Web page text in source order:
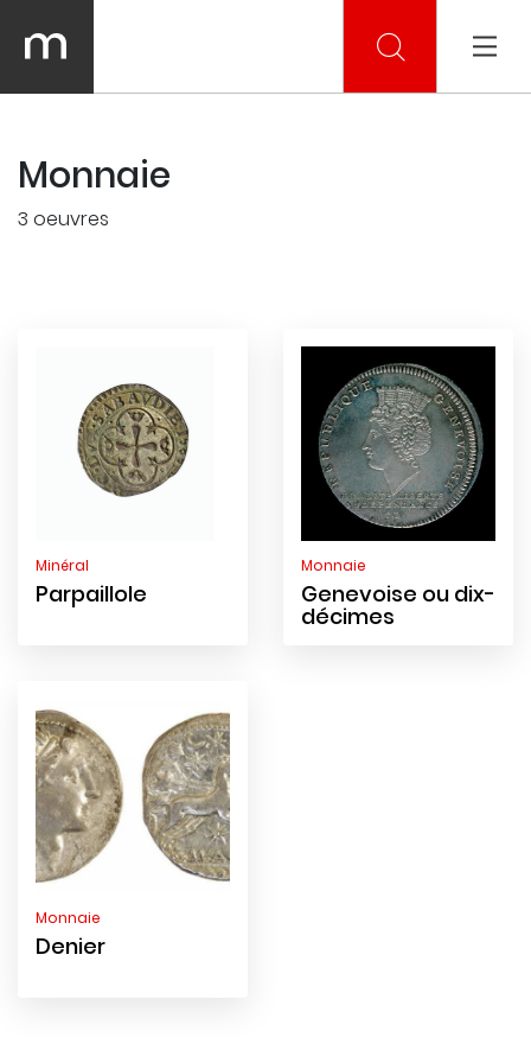
Monnaie
3 oeuvres
Minéral
Parpaillole
Monnaie
Genevoise ou dix-
décimes
Monnaie
Denier